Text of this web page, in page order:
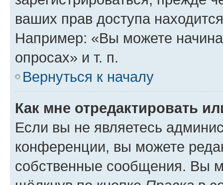
ваших прав доступа
Например: «Вы можете
опросах» и т. п.
Вернуться к началу
Как мне отредактировать
Если вы не являетесь
конференции, вы можете
собственные сообщения. Вы